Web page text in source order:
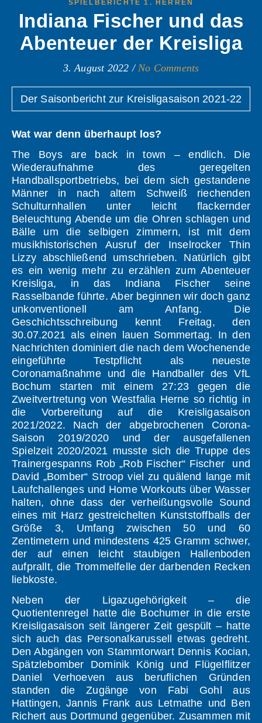
SPIELBERICHTE 1. HERREN
Indiana Fischer und das
Abenteuer der Kreisliga
3. August 2022 / No Comments
Der Saisonbericht zur Kreisligasaison 2021-22
Wat war denn überhaupt los?
The Boys are back in town – endlich. Die
Wiederaufnahme des geregelten
Handballsportbetriebs, bei dem sich gestandene
Männer in nach altem Schweiß riechenden
Schulturnhallen unter leicht flackernder
Beleuchtung Abende um die Ohren schlagen und
Bälle um die selbigen zimmern, ist mit dem
musikhistorischen Ausruf der Inselrocker Thin
Lizzy abschließend umschrieben. Natürlich gibt
es ein wenig mehr zu erzählen zum Abenteuer
Kreisliga, in das Indiana Fischer seine
Rasselbande führte. Aber beginnen wir doch ganz
unkonventionell am Anfang. Die
Geschichtsschreibung kennt Freitag, den
30.07.2021 als einen lauen Sommertag. In den
Nachrichten dominiert die nach dem Wochenende
eingeführte Testpflicht als neueste
Coronamaßnahme und die Handballer des VfL
Bochum starten mit einem 27:23 gegen die
Zweitvertretung von Westfalia Herne so richtig in
die Vorbereitung auf die Kreisligasaison
2021/2022. Nach der abgebrochenen Corona-
Saison 2019/2020 und der ausgefallenen
Spielzeit 2020/2021 musste sich die Truppe des
Trainergespanns Rob „Rob Fischer“ Fischer und
David „Bomber“ Stroop viel zu quälend lange mit
Laufchallenges und Home Workouts über Wasser
halten, ohne dass der verheißungsvolle Sound
eines mit Harz gestreichelten Kunststoffballs der
Größe 3, Umfang zwischen 50 und 60
Zentimetern und mindestens 425 Gramm schwer,
der auf einen leicht staubigen Hallenboden
aufprallt, die Trommelfelle der darbenden Recken
liebkoste.
Neben der Ligazugehörigkeit – die
Quotientenregel hatte die Bochumer in die erste
Kreisligasaison seit längerer Zeit gespült – hatte
sich auch das Personalkarussell etwas gedreht.
Den Abgängen von Stammtorwart Dennis Kocian,
Spätzlebomber Dominik König und Flügelflitzer
Daniel Verhoeven aus beruflichen Gründen
standen die Zugänge von Fabi Gohl aus
Hattingen, Jannis Frank aus Letmathe und Ben
Richert aus Dortmund gegenüber. Zusammen mit